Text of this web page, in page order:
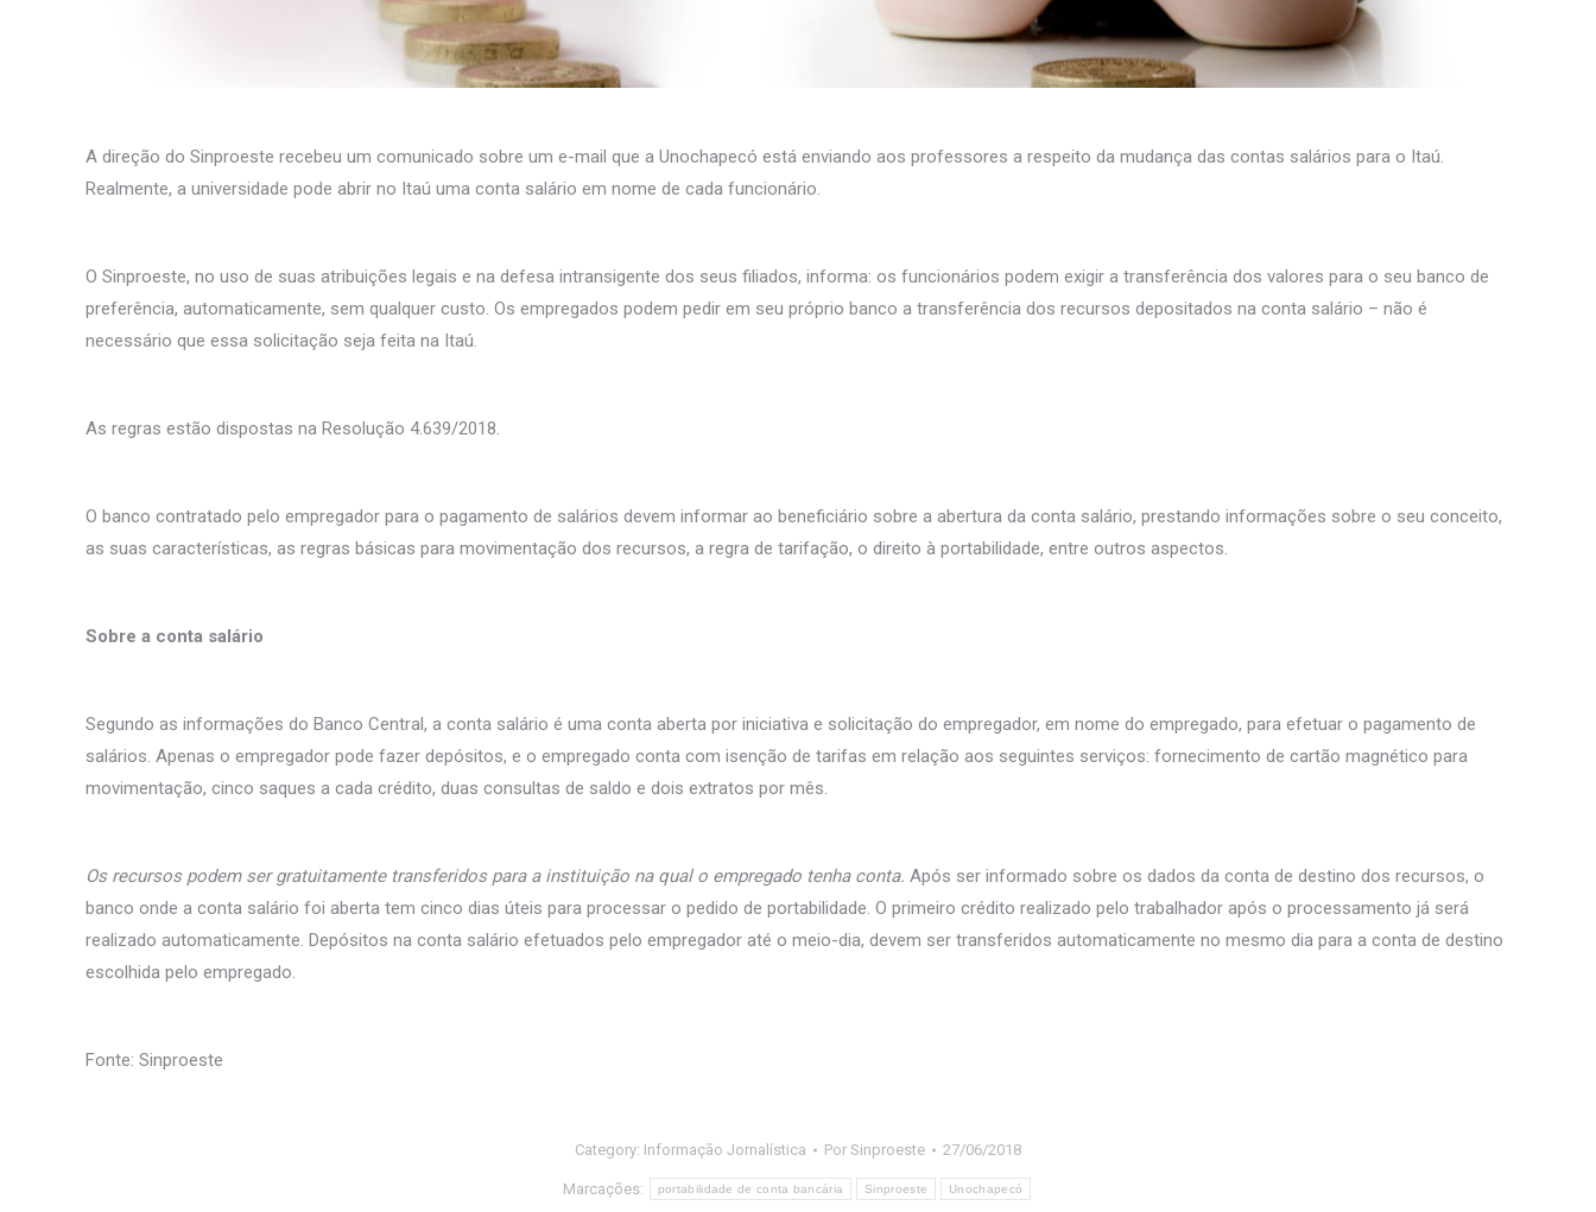
A direção do Sinproeste recebeu um comunicado sobre um e-mail que a Unochapecó está enviando aos professores a respeito da mudança das contas salários para o Itaú.
Realmente, a universidade pode abrir no Itaú uma conta salário em nome de cada funcionário.
O Sinproeste, no uso de suas atribuições legais e na defesa intransigente dos seus filiados, informa: os funcionários podem exigir a transferência dos valores para o seu banco de
preferência, automaticamente, sem qualquer custo. Os empregados podem pedir em seu próprio banco a transferência dos recursos depositados na conta salário – não é
necessário que essa solicitação seja feita na Itaú.
As regras estão dispostas na Resolução 4.639/2018.
O banco contratado pelo empregador para o pagamento de salários devem informar ao beneficiário sobre a abertura da conta salário, prestando informações sobre o seu conceito,
as suas características, as regras básicas para movimentação dos recursos, a regra de tarifação, o direito à portabilidade, entre outros aspectos.
Sobre a conta salário
Segundo as informações do Banco Central, a conta salário é uma conta aberta por iniciativa e solicitação do empregador, em nome do empregado, para efetuar o pagamento de
salários. Apenas o empregador pode fazer depósitos, e o empregado conta com isenção de tarifas em relação aos seguintes serviços: fornecimento de cartão magnético para
movimentação, cinco saques a cada crédito, duas consultas de saldo e dois extratos por mês.
Os recursos podem ser gratuitamente transferidos para a instituição na qual o empregado tenha conta. Após ser informado sobre os dados da conta de destino dos recursos, o
banco onde a conta salário foi aberta tem cinco dias úteis para processar o pedido de portabilidade. O primeiro crédito realizado pelo trabalhador após o processamento já será
realizado automaticamente. Depósitos na conta salário efetuados pelo empregador até o meio-dia, devem ser transferidos automaticamente no mesmo dia para a conta de destino
escolhida pelo empregado.
Fonte: Sinproeste
Category: Informação Jornalística Por Sinproeste 27/06/2018
Marcações: portabilidade de conta bancária Sinproeste Unochapecó